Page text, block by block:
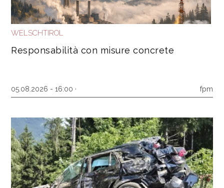
WELSCHTIROL
Responsabilità con misure concrete
05.08.2026 - 16:00 · fpm